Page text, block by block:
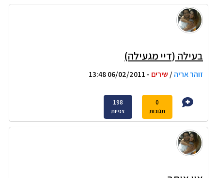
בעילה (דיי מגעילה)
זוהר אריה/ שירים - 06/02/2011 13:48
0
תגובות
198
צפיות